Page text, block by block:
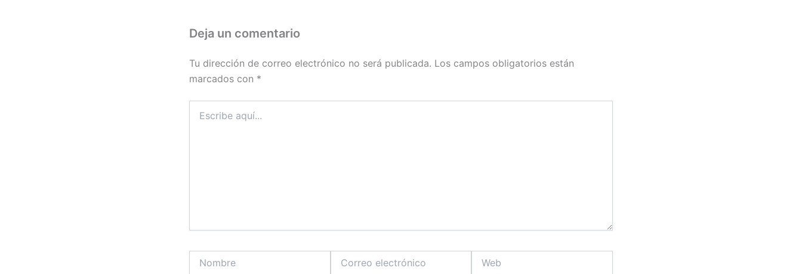
Deja un comentario
Tu dirección de correo electrónico no será publicada. Los campos obligatorios están
marcados con *
aquí...
electrónico